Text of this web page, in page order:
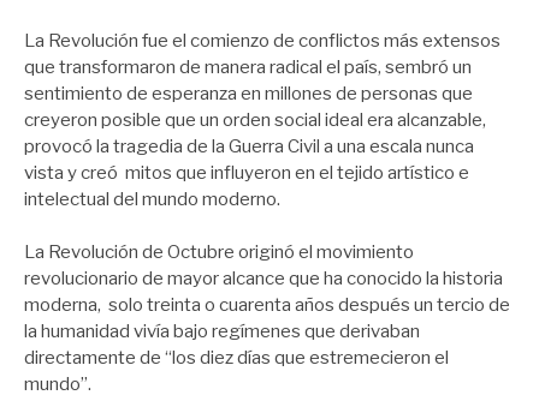
La Revolución fue el comienzo de conflictos más extensos
que transformaron de manera radical el país, sembró un
sentimiento de esperanza en millones de personas que
creyeron posible que un orden social ideal era alcanzable,
provocó la tragedia de la Guerra Civil a una escala nunca
vista y creó mitos que influyeron en el tejido artístico e
intelectual del mundo moderno.
La Revolución de Octubre originó el movimiento
revolucionario de mayor alcance que ha conocido la historia
moderna, solo treinta o cuarenta años después un tercio de
la humanidad vivía bajo regímenes que derivaban
directamente de “los diez días que estremecieron el
mundo”.